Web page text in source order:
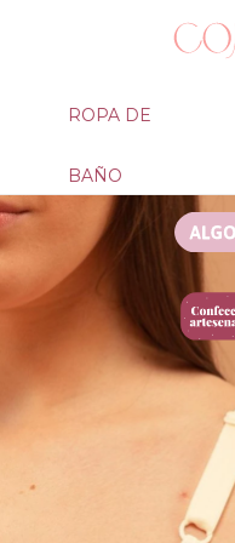
ROPA DE
BAÑO